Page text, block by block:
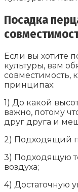
Посадка
Если вы хотите
культуры, вам
совместимость,
принципах:
1) До какой
важно, потому
друг друга и
2) Подходящий
3) Подходящую
воздуха;
4) Достаточную